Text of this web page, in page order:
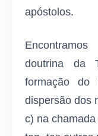
apóstolos.
doutrina da
formação do
dispersão dos
c) na